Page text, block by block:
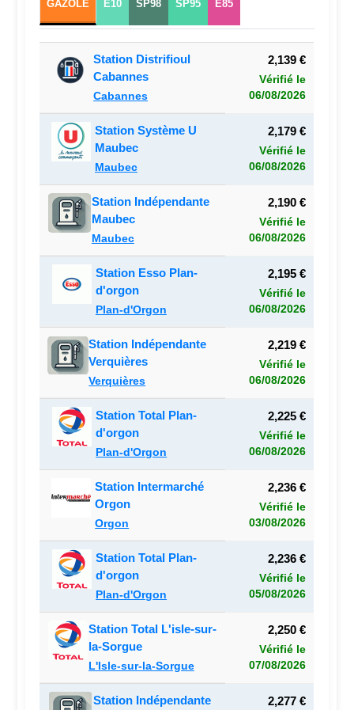
GAZOLE E10 SP98 SP95 E85
Station Distrifioul
Cabannes
Cabannes
2,139 €
Vérifié le
06/08/2026
Station Système U
Maubec
Maubec
2,179 €
Vérifié le
06/08/2026
Station Indépendante
Maubec
Maubec
2,190 €
Vérifié le
06/08/2026
Station Esso Plan-
d'orgon
Plan-d'Orgon
2,195 €
Vérifié le
06/08/2026
Station Indépendante
Verquières
Verquières
2,219 €
Vérifié le
06/08/2026
Station Total Plan-
d'orgon
Plan-d'Orgon
2,225 €
Vérifié le
06/08/2026
Station Intermarché
Orgon
Orgon
2,236 €
Vérifié le
03/08/2026
Station Total Plan-
d'orgon
Plan-d'Orgon
2,236 €
Vérifié le
05/08/2026
Station Total L'isle-sur-
la-Sorgue
L'Isle-sur-la-Sorgue
2,250 €
Vérifié le
07/08/2026
Station Indépendante
2,277 €